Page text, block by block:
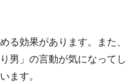
る効果があります。また、
男」の言動が気になってし
ます。